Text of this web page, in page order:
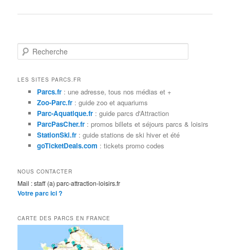
e
h
LES SITES PARCS.FR
Parcs.fr: une adresse, tous nos médias et +
Zoo-Parc.fr: guide zoo et aquariums
Parc-Aquatique.fr: guide parcs d'Attraction
ParcPasCher.fr: promos billets et séjours parcs & loisirs
StationSki.fr: guide stations de ski hiver et été
goTicketDeals.com : tickets promo codes
NOUS CONTACTER
Mail : staff (a) parc-attraction-loisirs.fr
Votre parc ici ?
CARTE DES PARCS EN FRANCE